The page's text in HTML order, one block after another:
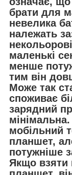
брати для
невелика
належать
маленькі
менше
тим він
Може так
споживає
зарядний
мобільний
планшет,
потужніше
Якщо взяти